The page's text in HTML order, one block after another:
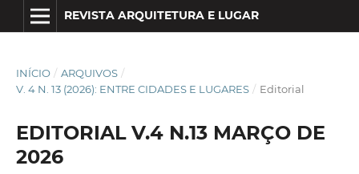
REVISTA ARQUITETURA E LUGAR
INÍCIO / ARQUIVOS /
V. 4 N. 13 (2026): ENTRE CIDADES E LUGARES / Editorial
EDITORIAL V.4 N.13 MARÇO DE
2026